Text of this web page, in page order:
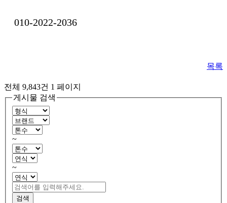
010-2022-2036
목록
전체 9,843건 1 페이지
게시물 검색
~
~
검색